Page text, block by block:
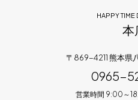
HAPPY TIME
本
〒869-4211 熊本県
0965-
営業時間 9:00～